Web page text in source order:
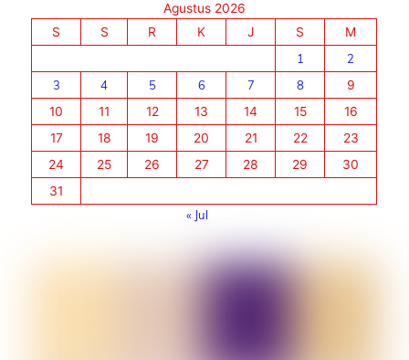
Agustus 2026
S
S R K J S
M
1
2
3
4 5 6 7 8
9
10
11 12 13 14 15
16
17
18 19 20 21 22
23
24
25 26 27 28 29
30
31
« Jul